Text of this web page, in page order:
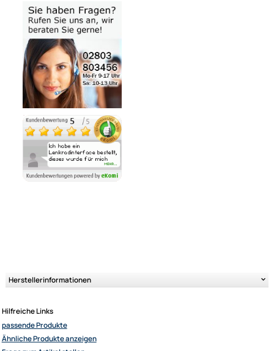
Bezahlmöglichkeiten
Noch 1 direkt ab Lager lieferbar
Lieferzeit 1 - 3 Tage
Ähnliche Produkte anzeigen